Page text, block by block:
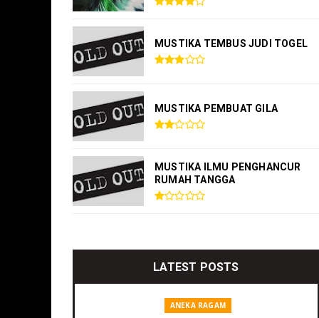
MUSTIKA TEMBUS JUDI TOGEL
MUSTIKA PEMBUAT GILA
MUSTIKA ILMU PENGHANCUR
RUMAH TANGGA
LATEST POSTS
ANEKA RAGAM